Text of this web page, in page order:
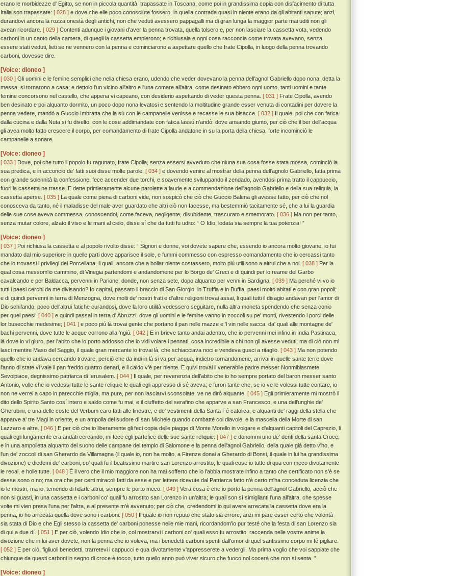
erano le morbidezze d' Egitto, se non in piccola quantità, trapassate in Toscana, come poi in grandissima copia con disfacimento di tutta
Italia son trapassate: [ 028 ] e dove che elle poco conosciute fossero, in quella contrada quasi in niente erano da gli abitanti sapute; anzi,
durandovi ancora la rozza onestà degli antichi, non che veduti avessero pappagalli ma di gran lunga la maggior parte mai uditi non gli
avean ricordare. [ 029 ] Contenti adunque i giovani d'aver la penna trovata, quella tolsero e, per non lasciare la cassetta vota, vedendo
carboni in un canto della camera, di quegli la cassetta empierono; e richiusala e ogni cosa racconcia come trovata avevano, senza
essere stati veduti, lieti se ne vennero con la penna e cominciarono a aspettare quello che frate Cipolla, in luogo della penna trovando
carboni, dovesse dire.
[Voice: dioneo ]
[ 030 ] Gli uomini e le femine semplici che nella chiesa erano, udendo che veder dovevano la penna dell'agnol Gabriello dopo nona, detta la
messa, si tornarono a casa; e dettolo l'un vicino all'altro e l'una comare all'altra, come desinato ebbero ogni uomo, tanti uomini e tante
femine concorsono nel castello, che appena vi capeano, con desiderio aspettando di veder questa penna. [ 031 ] Frate Cipolla, avendo
ben desinato e poi alquanto dormito, un poco dopo nona levatosi e sentendo la moltitudine grande esser venuta di contadini per dovere la
penna vedere, mandò a Guccio Imbratta che la sú con le campanelle venisse e recasse le sua bisacce. [ 032 ] Il quale, poi che con fatica
dalla cucina e dalla Nuta si fu divelto, con le cose addimandate con fatica lassú n'andò: dove ansando giunto, per ciò che il ber dell'acqua
gli avea molto fatto crescere il corpo, per comandamento di frate Cipolla andatone in su la porta della chiesa, forte incominciò le
campanelle a sonare.
[Voice: dioneo ]
[ 033 ] Dove, poi che tutto il popolo fu ragunato, frate Cipolla, senza essersi avveduto che niuna sua cosa fosse stata mossa, cominciò la
sua predica, e in acconcio de' fatti suoi disse molte parole; [ 034 ] e dovendo venire al mostrar della penna dell'agnolo Gabriello, fatta prima
con grande solennità la confessione, fece accender due torchi, e soavemente sviluppando il zendado, avendosi prima tratto il cappuccio,
fuori la cassetta ne trasse. E dette primieramente alcune parolette a laude e a commendazione dell'agnolo Gabriello e della sua reliquia, la
cassetta aperse. [ 035 ] La quale come piena di carboni vide, non sospicò che ciò che Guccio Balena gli avesse fatto, per ciò che nol
conosceva da tanto, né il maladisse del male aver guardato che altri ciò non facesse, ma bestemmiò tacitamente sé, che a lui la guardia
delle sue cose aveva commessa, conoscendol, come faceva, negligente, disubidente, trascurato e smemorato. [ 036 ] Ma non per tanto,
senza mutar colore, alzato il viso e le mani al cielo, disse sí che da tutti fu udito: “ O Idio, lodata sia sempre la tua potenzia! ”
[Voice: dioneo ]
[ 037 ] Poi richiusa la cassetta e al popolo rivolto disse: “ Signori e donne, voi dovete sapere che, essendo io ancora molto giovane, io fui
mandato dal mio superiore in quelle parti dove apparisce il sole, e fummi commesso con espresso comandamento che io cercassi tanto
che io trovassi i privilegi del Porcellana, li quali, ancora che a bollar niente costassero, molto piú utili sono a altrui che a noi. [ 038 ] Per la
qual cosa messom'io cammino, di Vinegia partendomi e andandomene per lo Borgo de' Greci e di quindi per lo reame del Garbo
cavalcando e per Baldacca, pervenni in Parione, donde, non senza sete, dopo alquanto per venni in Sardigna. [ 039 ] Ma perché vi vo io
tutti i paesi cerchi da me divisando? Io capitai, passato il braccio di San Giorgio, in Truffia e in Buffia, paesi molto abitati e con gran popoli;
e di quindi pervenni in terra di Menzogna, dove molti de' nostri frati e d'altre religioni trovai assai, li quali tutti il disagio andavan per l'amor di
Dio schifando, poco dell'altrui fatiche curandosi, dove la loro utilità vedessero seguitare, nulla altra moneta spendendo che senza conio
per quei paesi: [ 040 ] e quindi passai in terra d' Abruzzi, dove gli uomini e le femine vanno in zoccoli su pe' monti, rivestendo i porci delle
lor busecchie medesime; [ 041 ] e poco piú là trovai gente che portano il pan nelle mazze e 'l vin nelle sacca: da' quali alle montagne de'
bachi pervenni, dove tutte le acque corrono alla 'ngiú. [ 042 ] E in brieve tanto andai adentro, che io pervenni mei infino in India Pastinaca,
là dove io vi giuro, per l'abito che io porto addosso che io vidi volare i pennati, cosa incredibile a chi non gli avesse veduti; ma di ciò non mi
lasci mentire Maso del Saggio, il quale gran mercante io trovai là, che schiacciava noci e vendeva gusci a ritaglio. [ 043 ] Ma non potendo
quello che io andava cercando trovare, perciò che da indi in là si va per acqua, indietro tornandomene, arrivai in quelle sante terre dove
l'anno di state vi vale il pan freddo quattro denari, e il caldo v'è per niente. E quivi trovai il venerabile padre messer Nonmiblasmete
Sevoipiace, degnissimo patriarca di Ierusalem. [ 044 ] Il quale, per reverenzia dell'abito che io ho sempre portato del baron messer santo
Antonio, volle che io vedessi tutte le sante reliquie le quali egli appresso di sé aveva; e furon tante che, se io ve le volessi tutte contare, io
non ne verrei a capo in parecchie miglia, ma pure, per non lasciarvi sconsolate, ve ne dirò alquante. [ 045 ] Egli primieramente mi mostrò il
dito dello Spirito Santo cosí intero e saldo come fu mai, e il ciuffetto del serafino che apparve a san Francesco, e una dell'unghie de'
Gherubini, e una delle coste del Verbum caro fatti alle finestre, e de' vestimenti della Santa Fé catolica, e alquanti de' raggi della stella che
apparve a' tre Magi in oriente, e un ampolla del sudore di san Michele quando combatté col diavole, e la mascella della Morte di san
Lazzaro e altre. [ 046 ] E per ciò che io liberamente gli feci copia delle piagge di Monte Morello in volgare e d'alquanti capitoli del Caprezio, li
quali egli lungamente era andati cercando, mi fece egli partefice delle sue sante reliquie: [ 047 ] e donommi uno de' denti della santa Croce,
e in una ampolletta alquanto del suono delle campane del tempio di Salomone e la penna dell'agnol Gabriello, della quale già detto v'ho, e
l'un de' zoccoli di san Gherardo da Villamagna (il quale io, non ha molto, a Firenze donai a Gherardo di Bonsi, il quale in lui ha grandissima
divozione) e diedemi de' carboni, co' quali fu il beatissimo martire san Lorenzo arrostito; le quali cose io tutte di qua con meco divotamente
le recai, e holle tutte. [ 048 ] È il vero che il mio maggiore non ha mai sofferto che io l'abbia mostrate infino a tanto che certificato non s'è se
desse sono o no; ma ora che per certi miracoli fatti da esse e per lettere ricevute dal Patriarca fatto n'è certo m'ha conceduta licenzia che
io le mostri; ma io, temendo di fidarle altrui, sempre le porto meco. [ 049 ] Vera cosa è che io porto la penna dell'agnol Gabriello, acciò che
non si guasti, in una cassetta e i carboni co' quali fu arrostito san Lorenzo in un'altra; le quali son sí simiglianti l'una all'altra, che spesse
volte mi vien presa l'una per l'altra, e al presente m'è avvenuto; per ciò che, credendomi io qui avere arrecata la cassetta dove era la
penna, io ho arrecata quella dove sono i carboni. [ 050 ] Il quale io non reputo che stato sia errore, anzi mi pare esser certo che volontà
sia stata di Dio e che Egli stesso la cassetta de' carboni ponesse nelle mie mani, ricordandom'io pur testé che la festa di san Lorenzo sia
di qui a due dí. [ 051 ] E per ciò, volendo Idio che io, col mostrarvi i carboni co' quali esso fu arrostito, raccenda nelle vostre anime la
divozione che in lui aver dovete, non la penna che io voleva, ma i benedetti carboni spenti dall'omor di quel santissimo corpo mi fé pigliare.
[ 052 ] E per ciò, figliuoli benedetti, trarretevi i cappucci e qua divotamente v'appresserete a vedergli. Ma prima voglio che voi sappiate che
chiunque da questi carboni in segno di croce è tocco, tutto quello anno può viver sicuro che fuoco nol cocerà che non si senta. ”
[Voice: dioneo ]